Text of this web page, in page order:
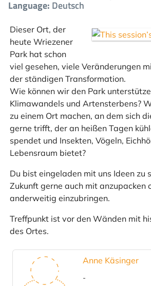
Language: Deutsch
Dieser Ort, der
heute Wriezener
Park hat schon
viel gesehen, viele Veränderungen
der ständigen Transformation.
Wie können wir den Park
Klimawandels und Artensterbens?
zu einem Ort machen, an dem sich
gerne trifft, der an heißen Tagen
spendet und Insekten, Vögeln,
Lebensraum bietet?
Du bist eingeladen mit uns Ideen zu
Zukunft gerne auch mit anzupacken
anderweitig einzubringen.
Treffpunkt ist vor den Wänden mit
des Ortes.
Anne Käsinger
-